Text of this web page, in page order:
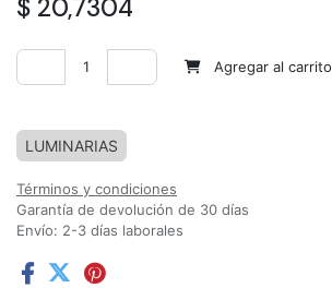
$ 20,7304
Agregar al carrito
LUMINARIAS
Términos y condiciones
Garantía de devolución de 30 días
Envío: 2-3 días laborales